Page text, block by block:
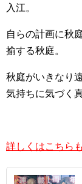
入江。
自らの計画に秋
揄する秋庭。
秋庭がいきなり
気持ちに気づく真
詳しくはこちら